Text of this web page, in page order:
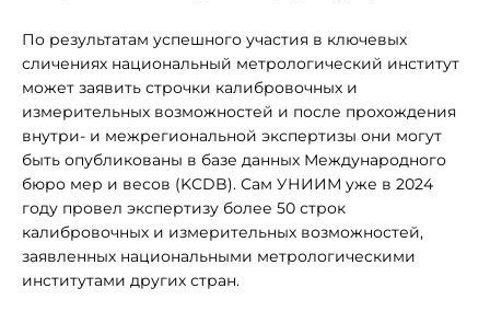
По результатам успешного участия в ключевых
сличениях национальный метрологический институт
может заявить строчки калибровочных и
измерительных возможностей и после прохождения
внутри- и межрегиональной экспертизы они могут
быть опубликованы в базе данных Международного
бюро мер и весов (KCDB). Сам УНИИМ уже в 2024
году провел экспертизу более 50 строк
калибровочных и измерительных возможностей,
заявленных национальными метрологическими
институтами других стран.